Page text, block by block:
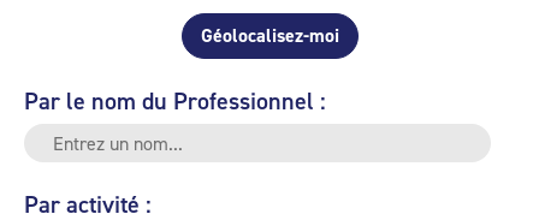
Géolocalisez-moi
Par le nom du Professionnel :
Par activité :